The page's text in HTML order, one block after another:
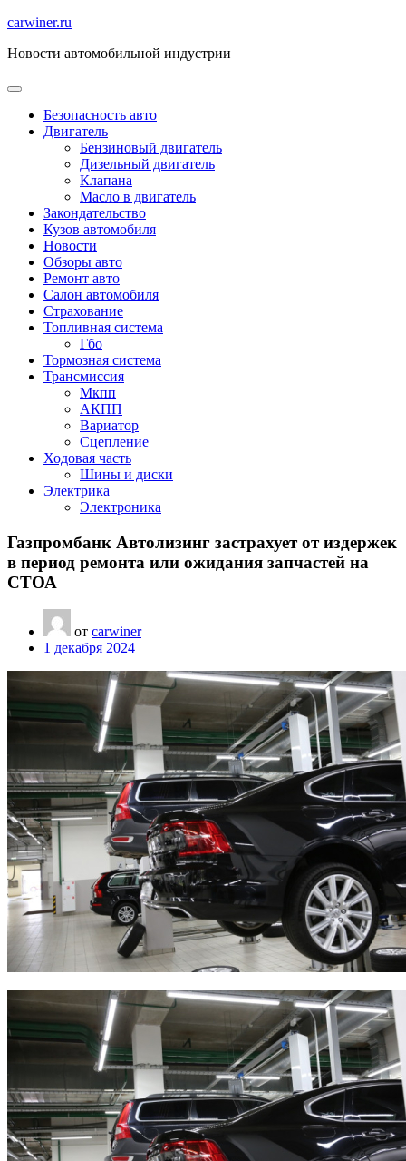
Перейти
содержимому
carwiner.ru
Новости автомобильной индустрии
Безопасность авто
Двигатель
Бензиновый двигатель
Дизельный двигатель
Клапана
Масло в двигатель
Закондательство
Кузов автомобиля
Новости
Обзоры авто
Ремонт авто
Салон автомобиля
Страхование
Топливная система
Гбо
Тормозная система
Трансмиссия
Мкпп
АКПП
Вариатор
Сцепление
Ходовая часть
Шины и диски
Электрика
Электроника
Газпромбанк Автолизинг застрахует от издержек
в период ремонта или ожидания запчастей на
СТОА
от carwiner
1 декабря 2024